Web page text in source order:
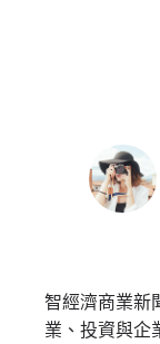
智經濟商業新
業、投資與企